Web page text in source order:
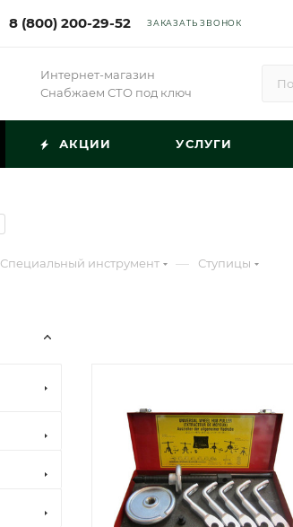
8 (800) 200-29-52 ЗАКАЗАТЬ ЗВОНОК
Интернет-магазин
Снабжаем СТО под ключ
АКЦИИ УСЛУГИ
Специальный инструмент — Ступицы